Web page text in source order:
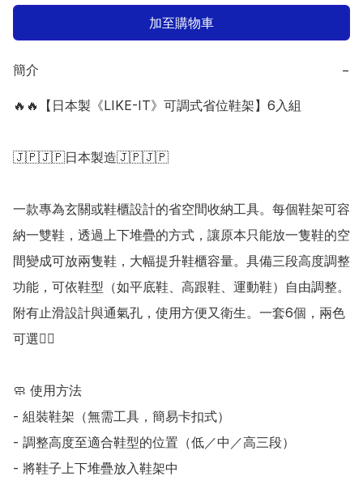
加至購物車
簡介 −
🔥🔥【日本製《LIKE-IT》可調式省位鞋架】6入組
🇯🇵🇯🇵日本製造🇯🇵🇯🇵
一款專為玄關或鞋櫃設計的省空間收納工具。每個鞋架可容
納一雙鞋，透過上下堆疊的方式，讓原本只能放一隻鞋的空
間變成可放兩隻鞋，大幅提升鞋櫃容量。具備三段高度調整
功能，可依鞋型（如平底鞋、高跟鞋、運動鞋）自由調整。
附有止滑設計與通氣孔，使用方便又衛生。一套6個，兩色
可選👍🏻
🧼 使用方法
- 組裝鞋架（無需工具，簡易卡扣式）
- 調整高度至適合鞋型的位置（低／中／高三段）
- 將鞋子上下堆疊放入鞋架中